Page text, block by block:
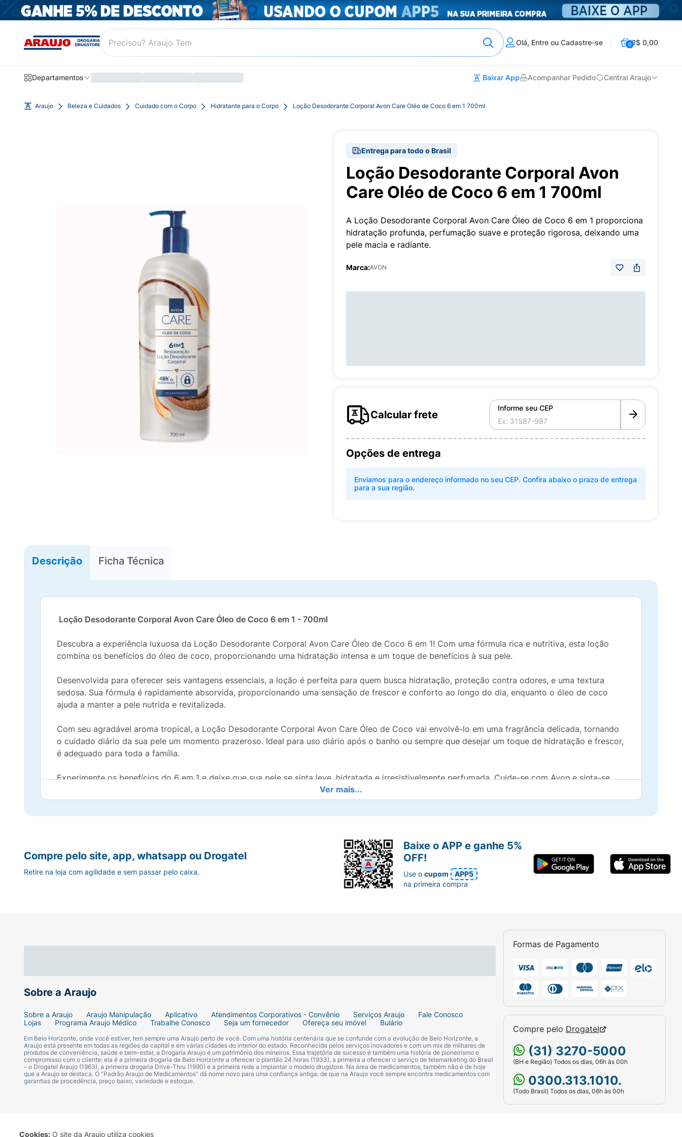
Cookies: O site da Araujo utiliza cookies
Olá, Entre ou Cadastre-se 0R$ 0,00
Departamentos Baixar App Acompanhar Pedido Central Araujo
Araujo Beleza e Cuidados Cuidado com o Corpo Hidratante para o Corpo Loção Desodorante Corporal Avon Care Oléo de Coco 6 em 1 700ml
Entrega para todo o Brasil
Loção Desodorante Corporal Avon
Care Oléo de Coco 6 em 1 700ml
A Loção Desodorante Corporal Avon Care Óleo de Coco 6 em 1 proporciona
hidratação profunda, perfumação suave e proteção rigorosa, deixando uma
pele macia e radiante.
Marca:AVON
Calcular frete
Informe seu CEP
Opções de entrega
Enviamos para o endereço informado no seu CEP. Confira abaixo o prazo de entrega
para a sua região.
Descrição Ficha Técnica
Loção Desodorante Corporal Avon Care Óleo de Coco 6 em 1 - 700ml
Descubra a experiência luxuosa da Loção Desodorante Corporal Avon Care Óleo de Coco 6 em 1! Com uma fórmula rica e nutritiva, esta loção
combina os benefícios do óleo de coco, proporcionando uma hidratação intensa e um toque de benefícios à sua pele.
Desenvolvida para oferecer seis vantagens essenciais, a loção é perfeita para quem busca hidratação, proteção contra odores, e uma textura
sedosa. Sua fórmula é rapidamente absorvida, proporcionando uma sensação de frescor e conforto ao longo do dia, enquanto o óleo de coco
ajuda a manter a pele nutrida e revitalizada.
Com seu agradável aroma tropical, a Loção Desodorante Corporal Avon Care Óleo de Coco vai envolvê-lo em uma fragrância delicada, tornando
o cuidado diário da sua pele um momento prazeroso. Ideal para uso diário após o banho ou sempre que desejar um toque de hidratação e frescor,
é adequado para toda a família.
Experimente os benefícios do 6 em 1 e deixe que sua pele se sinta leve, hidratada e irresistivelmente perfumada. Cuide-se com Avon e sinta-se
Ver mais...
Sobre a Araujo
Sobre a Araujo Araujo Manipulação Aplicativo Atendimentos Corporativos - Convênio Serviços Araujo
Fale Conosco
Lojas
Programa Araujo Médico Trabalhe Conosco Seja um fornecedor Ofereça seu imóvel Bulário
Em Belo Horizonte, onde você estiver, tem sempre uma Araujo perto de você. Com uma história centenária que se confunde com a evolução de Belo Horizonte, a
Araujo está presente em todas as regiões da capital e em várias cidades do interior do estado. Reconhecida pelos serviços inovadores e com um mix de milhares de
produtos de conveniência, saúde e bem-estar, a Drogaria Araujo é um patrimônio dos mineiros. Essa trajetória de sucesso é também uma história de pioneirismo e
compromisso com o cliente: ela é a primeira drogaria de Belo Horizonte a oferecer o plantão 24 horas (1933), a primeira a oferecer o serviço de telemarketing do Brasil
– o Drogatel Araujo (1963), a primeira drogaria Drive-Thru (1990) e a primeira rede a implantar o modelo drugstore. Na área de medicamentos, também não é de hoje
que a Araujo se destaca. O “Padrão Araujo de Medicamentos” dá nome novo para uma confiança antiga: de que na Araujo você sempre encontra medicamentos com
garantias de procedência, preço baixo, variedade e estoque.
Formas de Pagamento
Compre pelo Drogatel
(31) 3270-5000
(BH e Região) Todos os dias, 06h às 00h
0300.313.1010.
(Todo Brasil) Todos os dias, 06h às 00h
Compre pelo site, app, whatsapp ou Drogatel
Retire na loja com agilidade e sem passar pelo caixa.
Baixe o APP e ganhe 5%
OFF!
Use ocupom
APP5
na primeira compra